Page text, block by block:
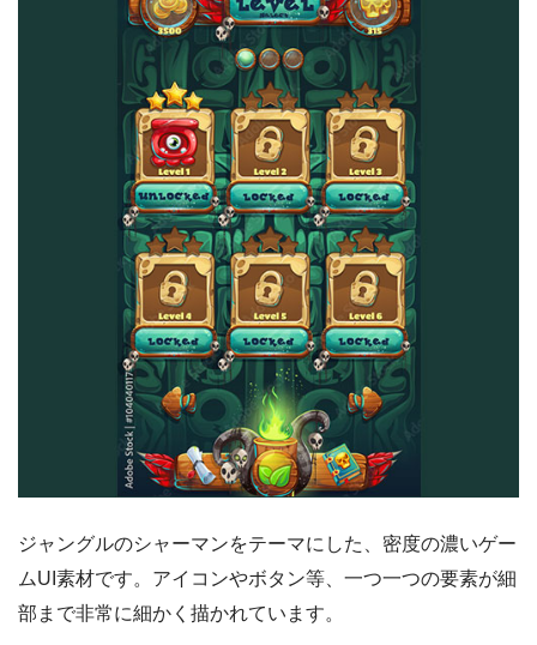
ジャングルのシャーマンをテーマにした、密度の濃いゲー
ムUI素材です。アイコンやボタン等、一つ一つの要素が細
部まで非常に細かく描かれています。